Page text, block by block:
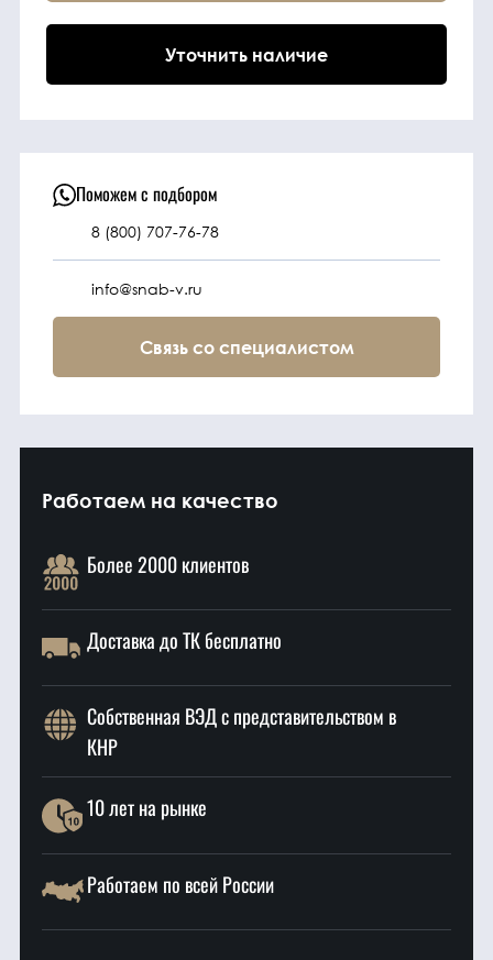
Ходовые части
Электрическая
Под заказ
Уточнить наличие
Поможем с подбором
8 (800) 707-76-78
info@snab-v.ru
Связь со специалистом
Работаем на качество
Более 2000 клиентов
Доставка до ТК бесплатно
Собственная ВЭД с представительством в
КНР
10 лет на рынке
Работаем по всей России